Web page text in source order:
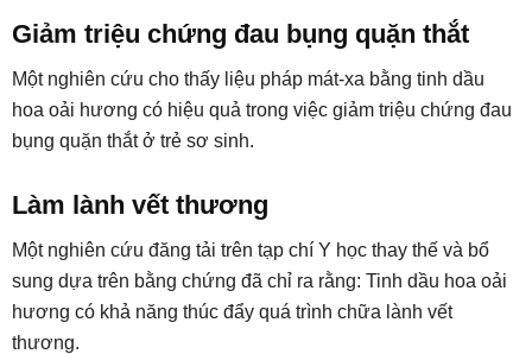
Giảm triệu chứng đau bụng quặn thắt
Một nghiên cứu cho thấy liệu pháp mát-xa bằng tinh dầu
hoa oải hương có hiệu quả trong việc giảm triệu chứng đau
bụng quặn thắt ở trẻ sơ sinh.
Làm lành vết thương
Một nghiên cứu đăng tải trên tạp chí Y học thay thế và bổ
sung dựa trên bằng chứng đã chỉ ra rằng: Tinh dầu hoa oải
hương có khả năng thúc đẩy quá trình chữa lành vết
thương.